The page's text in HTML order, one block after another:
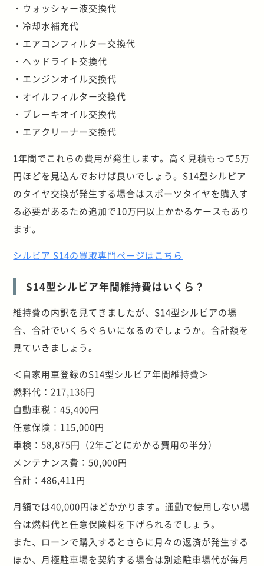
・ウォッシャー液交換代
・冷却水補充代
・エアコンフィルター交換代
・ヘッドライト交換代
・エンジンオイル交換代
・オイルフィルター交換代
・ブレーキオイル交換代
・エアクリーナー交換代
1年間でこれらの費用が発生します。高く見積もって5万
円ほどを見込んでおけば良いでしょう。S14型シルビア
のタイヤ交換が発生する場合はスポーツタイヤを購入す
る必要があるため追加で10万円以上かかるケースもあり
ます。
シルビア S14の買取専門ページはこちら
S14型シルビア年間維持費はいくら？
維持費の内訳を見てきましたが、S14型シルビアの場
合、合計でいくらぐらいになるのでしょうか。合計額を
見ていきましょう。
＜自家用車登録のS14型シルビア年間維持費＞
燃料代：217,136円
自動車税：45,400円
任意保険：115,000円
車検：58,875円（2年ごとにかかる費用の半分）
メンテナンス費：50,000円
合計：486,411円
月額では40,000円ほどかかります。通勤で使用しない場
合は燃料代と任意保険料を下げられるでしょう。
また、ローンで購入するとさらに月々の返済が発生する
ほか、月極駐車場を契約する場合は別途駐車場代が毎月